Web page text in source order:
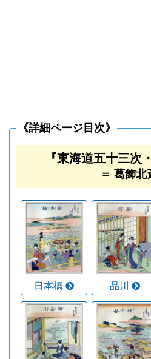
《詳細ページ目次》
『東海道五十三次
＝ 葛飾北
日本橋 品川